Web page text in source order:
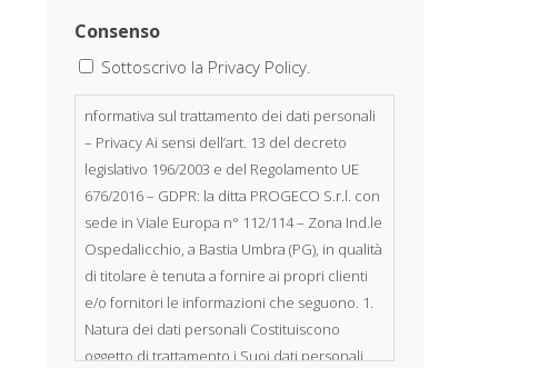
Consenso
Sottoscrivo la Privacy Policy.
nformativa sul trattamento dei dati personali
– Privacy Ai sensi dell’art. 13 del decreto
legislativo 196/2003 e del Regolamento UE
676/2016 – GDPR: la ditta PROGECO S.r.l. con
sede in Viale Europa n° 112/114 – Zona Ind.le
Ospedalicchio, a Bastia Umbra (PG), in qualità
di titolare è tenuta a fornire ai propri clienti
e/o fornitori le informazioni che seguono. 1.
Natura dei dati personali Costituiscono
oggetto di trattamento i Suoi dati personali,